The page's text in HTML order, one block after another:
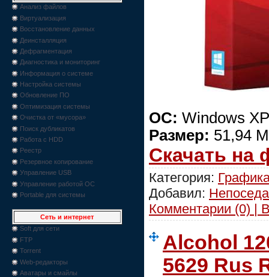
Анализ файлов
Виртуализация
Восстановление данных
Деинсталляция
Дефрагментация
Диагностика и мониторинг
Информация о системе
Настройка системы
Обновление ПО
Оптимизация системы
Очистка от «мусора»
Поиск дубликатов
Работа с HDD
Реестр
Резервное копирование
Управление USB
Управление работой ОС
Portable для системы
Сеть и интернет
Soft для сети
FTP
Torrent
Web-редакторы
Аватары и смайлы
ОС: Windows
Размер: 51,94
Скачать на
Категория:
Добавил: Непоседа
Комментарии (0) |
Alcohol
5629 Rus